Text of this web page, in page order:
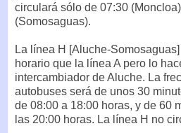
circulará sólo de 07:30
(Somosaguas).
La línea H [Aluche-
horario que la línea A pero lo
intercambiador de Aluche. La
autobuses será de unos 30
de 08:00 a 18:00 horas, y de 60
las 20:00 horas. La línea H no